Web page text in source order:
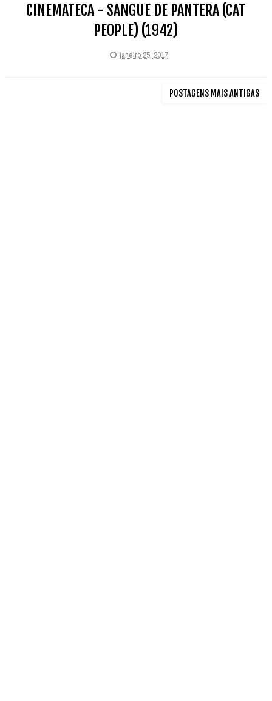
CINEMATECA - SANGUE DE PANTERA (CAT
PEOPLE) (1942)
janeiro 25, 2017
POSTAGENS MAIS ANTIGAS